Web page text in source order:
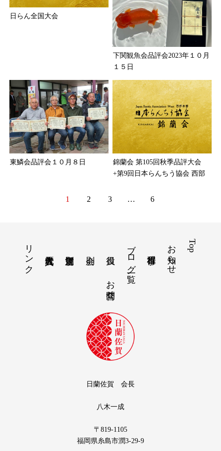
日らん全国大会
下関観魚会品評会2023年１０月
１５日
東鱗会品評会１０月８日
錦蘭会 第105回秋季品評大会
+第9回日本らんちう協会 西部
1 2 3 … 6
Top
お知らせ
ブログ一覧
リンク
お問合せ
日蘭佐賀 会長
八木一成
〒819-1105
福岡県糸島市潤3-29-9